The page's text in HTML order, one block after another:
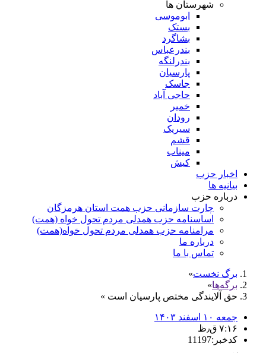
شهرستان ها
ابوموسی
بستک
بشاگرد
بندرعباس
بندرلنگه
پارسیان
جاسک
حاجی آباد
خمیر
رودان
سیریک
قشم
میناب
کیش
اخبار حزب
بیانیه ها
درباره حزب
چارت سازمانی حزب همت استان هرمزگان
اساسنامه حزب همدلی مردم تحول خواه (همت)
مرامنامه حزب همدلی مردم تحول خواه(همت)
درباره ما
تماس با ما
برگ نخست
برگه‌ها
حق آلایندگی مختص پارسیان است
جمعه ۱۰ اسفند ۱۴۰۳
۷:۱۶ ق٫ظ
کدخبر:11197